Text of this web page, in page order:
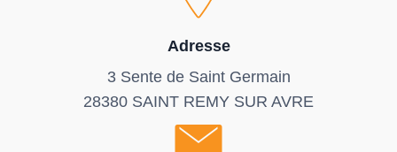
Adresse
3 Sente de Saint Germain
28380 SAINT REMY SUR AVRE